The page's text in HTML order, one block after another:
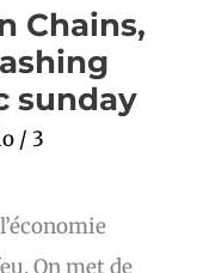
Chains,
sunday
/ 3
On met de